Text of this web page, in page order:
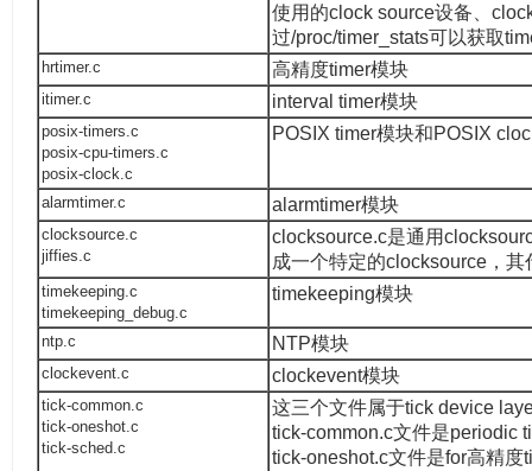
使用的clock source设备、
过/proc/timer_stats可以获取
hrtimer.c 高精度timer模块
itimer.c interval timer模块
posix-timers.c
posix-cpu-timers.c
posix-clock.c
POSIX timer模块和POSIX
alarmtimer.c alarmtimer模块
clocksource.c
jiffies.c
clocksource.c是通用
成一个特定的clocksource，
timekeeping.c
timekeeping_debug.c
timekeeping模块
ntp.c NTP模块
clockevent.c clockevent模块
tick-common.c
tick-oneshot.c
tick-sched.c
这三个文件属于tick device
tick-common.c文件是periodic
tick-oneshot.c文件是for高精